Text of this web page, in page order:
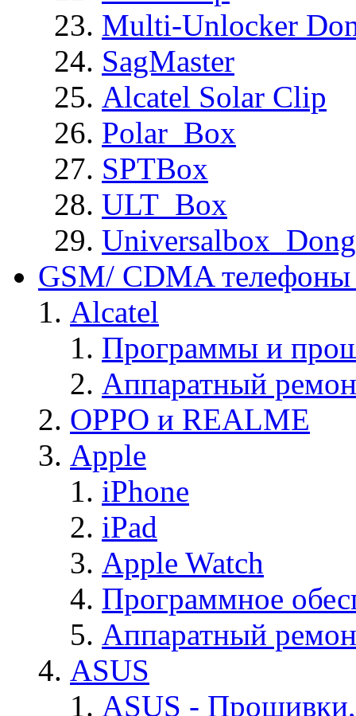
Multi-Unlocker
SagMaster
Alcatel Solar Clip
Polar_Box
SPTBox
ULT_Box
GSM/ CDMA
Alcatel
Программы и
Аппаратный
OPPO и REALME
Apple
iPhone
iPad
Apple Watch
Программное
Аппаратный
ASUS
ASUS -